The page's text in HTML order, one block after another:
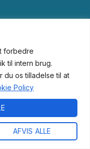
forbedre
til intern brug.
du os tilladelse til at
Policy
AFVIS ALLE